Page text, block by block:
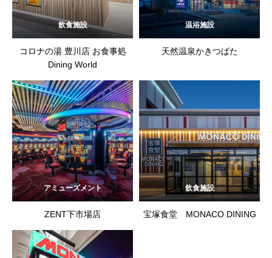
飲食施設
コロナの湯 豊川店 お食事処
Dining World
温浴施設
天然温泉かきつばた
アミューズメント
ZENT下市場店
飲食施設
宝塚食堂 MONACO DINING